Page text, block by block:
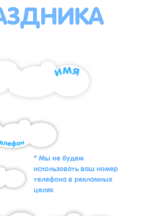
* Мы не будем
использовать ваш номер
телефона в рекламных
целях